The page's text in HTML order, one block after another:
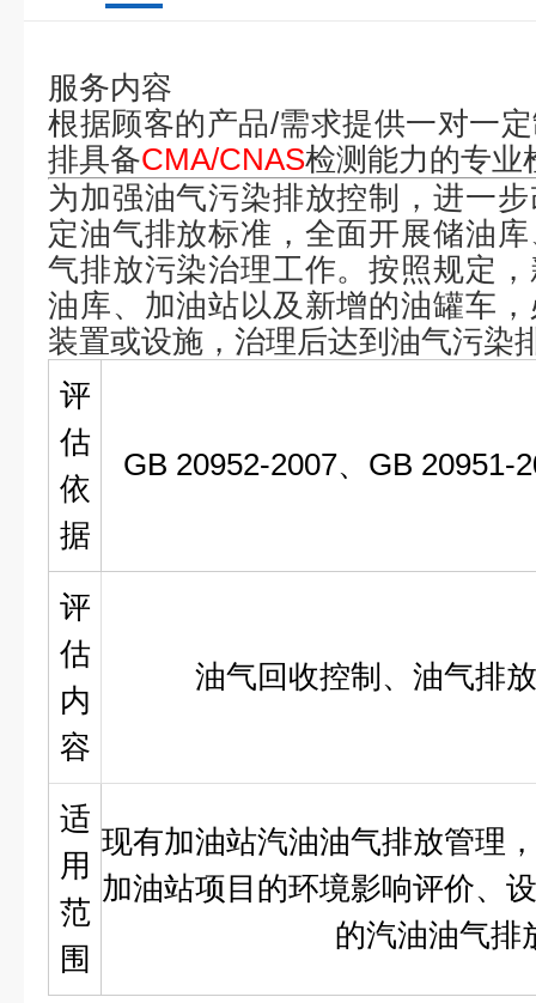
服务内容
根据顾客的产品/需求提供一对一
排具备CMA/CNAS检测能力的专业
为加强油气污染排放控制，进一
定油气排放标准，全面开展储油
气排放污染治理工作。按照规定
油库、加油站以及新增的油罐车
装置或设施，治理后达到油气污染
评
估
依
据
GB 20952-2007、GB 20951-
评
估
内
容
油气回收控制、油气排
适
用
范
围
现有加油站汽油油气排放管理
加油站项目的环境影响评价、
的汽油油气排